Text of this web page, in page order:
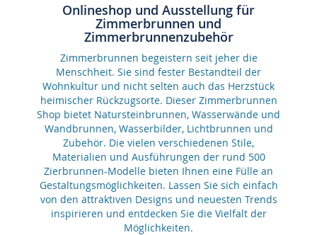
Onlineshop und Ausstellung für
Zimmerbrunnen und
Zimmerbrunnenzubehör
Zimmerbrunnen begeistern seit jeher die
Menschheit. Sie sind fester Bestandteil der
Wohnkultur und nicht selten auch das Herzstück
heimischer Rückzugsorte. Dieser Zimmerbrunnen
Shop bietet Natursteinbrunnen, Wasserwände und
Wandbrunnen, Wasserbilder, Lichtbrunnen und
Zubehör. Die vielen verschiedenen Stile,
Materialien und Ausführungen der rund 500
Zierbrunnen-Modelle bieten Ihnen eine Fülle an
Gestaltungsmöglichkeiten. Lassen Sie sich einfach
von den attraktiven Designs und neuesten Trends
inspirieren und entdecken Sie die Vielfalt der
Möglichkeiten.